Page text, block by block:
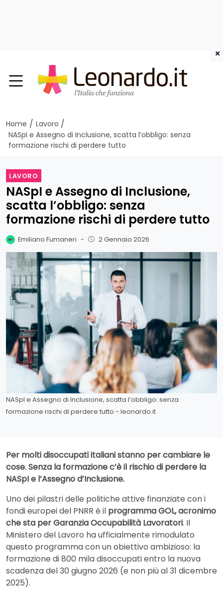
Home / Lavoro /
NASpI e Assegno di Inclusione, scatta l’obbligo: senza
formazione rischi di perdere tutto
LAVORO
NASpI e Assegno di Inclusione,
scatta l’obbligo: senza
formazione rischi di perdere tutto
Emiliano Fumaneri - 2 Gennaio 2026
NASpI e Assegno di Inclusione, scatta l’obbligo: senza
formazione rischi di perdere tutto - leonardo.it
Per molti disoccupati italiani stanno per cambiare le
cose. Senza la formazione c’è il rischio di perdere la
NASpI e l’Assegno d’Inclusione.
Uno dei pilastri delle politiche attive finanziate con i
fondi europei del PNRR è il programma GOL, acronimo
che sta per Garanzia Occupabilità Lavoratori. Il
Ministero del Lavoro ha ufficialmente rimodulato
questo programma con un obiettivo ambizioso: la
formazione di 800 mila disoccupati entro la nuova
scadenza del 30 giugno 2026 (e non più al 31 dicembre
2025).
×